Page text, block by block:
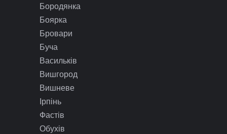
Бородянка
Боярка
Бровари
Буча
Васильків
Вишгород
Вишневе
Ірпінь
Фастів
Обухів